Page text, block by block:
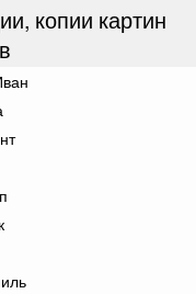
копии картин